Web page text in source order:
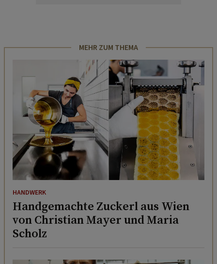
MEHR ZUM THEMA
HANDWERK
Handgemachte Zuckerl aus Wien
von Christian Mayer und Maria
Scholz